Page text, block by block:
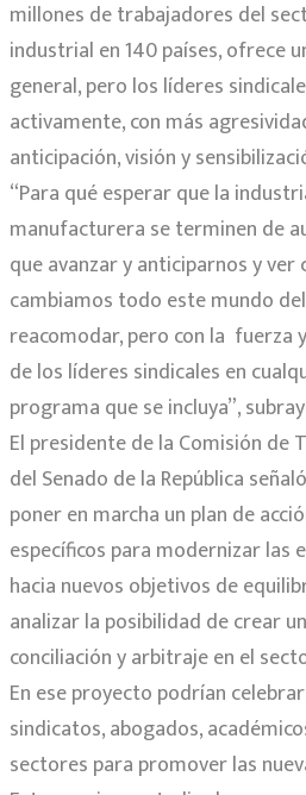
millones de trabajadores del
industrial en 140 países, ofrece
general, pero los líderes
activamente, con más
anticipación, visión y
“Para qué esperar que la
manufacturera se terminen de
que avanzar y anticiparnos y
cambiamos todo este mundo
reacomodar, pero con la fuerza
de los líderes sindicales en
programa que se incluya”,
El presidente de la Comisión de
del Senado de la República
poner en marcha un plan de
específicos para modernizar las
hacia nuevos objetivos de
analizar la posibilidad de crear
conciliación y arbitraje en el
En ese proyecto podrían
sindicatos, abogados,
sectores para promover las